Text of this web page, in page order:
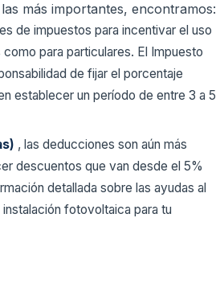
más importantes, encontramos:
de impuestos para incentivar el uso
para particulares. El Impuesto
de fijar el porcentaje
establecer un período de entre 3 a 5
, las deducciones son aún más
descuentos que van desde el 5%
detallada sobre las ayudas al
fotovoltaica para tu